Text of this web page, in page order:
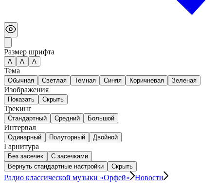
Размер шрифта
А A A
Тема
Обычная Светлая Темная Синяя Коричневая Зеленая
Изображения
Показать Скрыть
Трекинг
Стандартный Средний Большой
Интервал
Одинарный Полуторный Двойной
Гарнитура
Без засечек
С засечками
Вернуть стандартные настройки
Скрыть
Радио классической музыки «Орфей» Новости